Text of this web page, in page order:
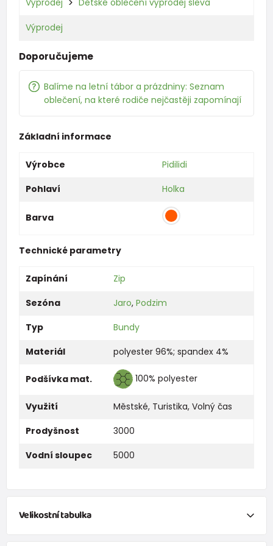
Výprodej
Doporučujeme
Balíme na letní tábor a prázdniny: Seznam
oblečení, na které rodiče nejčastěji zapomínají
Základní informace
Výrobce
Pidilidi
Pohlaví
Holka
Barva
Technické parametry
Zapínání
Zip
Sezóna
Jaro, Podzim
Typ
Bundy
Materiál
polyester 96%; spandex 4%
Podšívka mat. 100% polyester
Využití Městské, Turistika, Volný čas
Prodyšnost
3000
Vodní sloupec
5000
Velikostní tabulka
Velikostní tabulka: